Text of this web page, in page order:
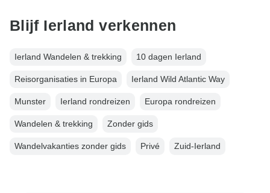
Blijf Ierland verkennen
Ierland Wandelen & trekking 10 dagen Ierland
Reisorganisaties in Europa Ierland Wild Atlantic Way
Munster Ierland rondreizen Europa rondreizen
Wandelen & trekking Zonder gids
Wandelvakanties zonder gids Privé Zuid-Ierland